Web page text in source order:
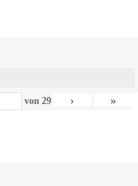
von 29 › »